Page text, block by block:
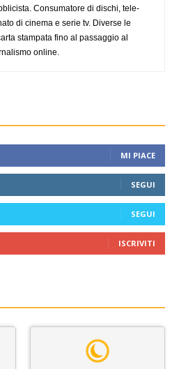
Consumatore di dischi, tele-
di cinema e serie tv. Diverse le
stampata fino al passaggio al
online.
MI PIACE
SEGUI
SEGUI
ISCRIVITI